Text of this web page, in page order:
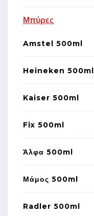
Μπύρες
Amstel 500ml
Heineken 500ml
Kaiser 500ml
Fix 500ml
Άλφα 500ml
Μάμος 500ml
Radler 500ml